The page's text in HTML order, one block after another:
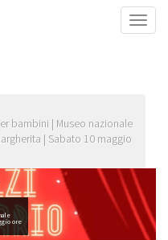
bambini | Museo nazionale
| Sabato 10 maggio
ore